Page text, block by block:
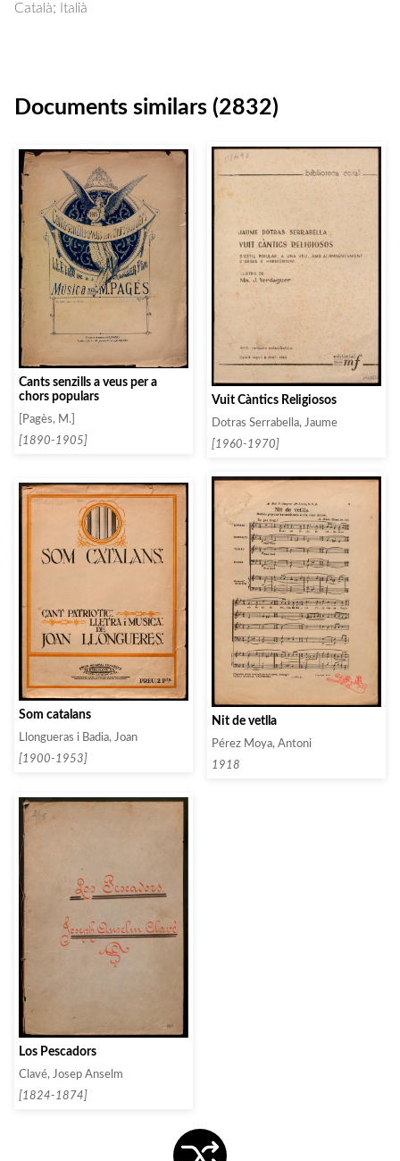
Català; Italià
Documents similars (2832)
Cants senzills a veus per a
chors populars
[Pagès, M.]
[1890-1905]
Vuit Càntics Religiosos
Dotras Serrabella, Jaume
[1960-1970]
Som catalans
Llongueras i Badia, Joan
[1900-1953]
Nit de vetlla
Pérez Moya, Antoni
1918
Los Pescadors
Clavé, Josep Anselm
[1824-1874]